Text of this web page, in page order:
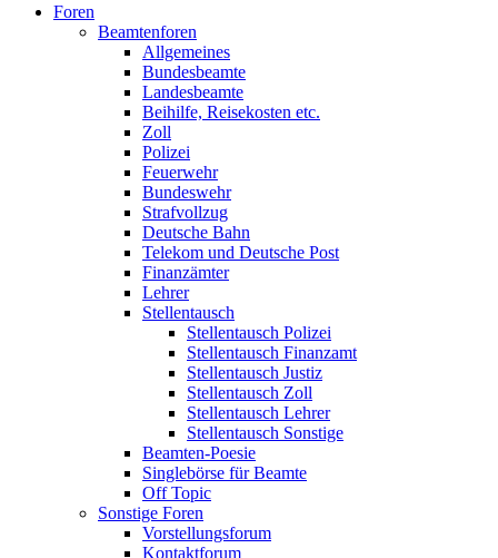
Foren
Beamtenforen
Allgemeines
Bundesbeamte
Landesbeamte
Beihilfe, Reisekosten etc.
Zoll
Polizei
Feuerwehr
Bundeswehr
Strafvollzug
Deutsche Bahn
Telekom und Deutsche Post
Finanzämter
Lehrer
Stellentausch
Stellentausch Polizei
Stellentausch Finanzamt
Stellentausch Justiz
Stellentausch Zoll
Stellentausch Lehrer
Stellentausch Sonstige
Beamten-Poesie
Singlebörse für Beamte
Off Topic
Sonstige Foren
Vorstellungsforum
Kontaktforum